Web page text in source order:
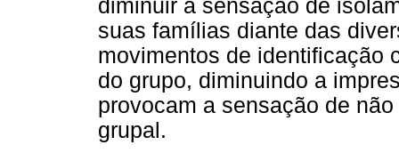
diminuir a sensação de
suas famílias diante das
movimentos de identificação
do grupo, diminuindo a
provocam a sensação de
grupal.